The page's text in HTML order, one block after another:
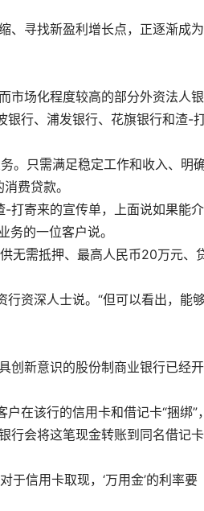
、寻找新盈利增长点，正逐渐成
市场化程度较高的部分外资法人
银行、浦发银行、花旗银行和渣-
。只需满足稳定工作和收入、明
费贷款。
-打寄来的宣传单，上面说如果能
务的一位客户说。
无需抵押、最高人民币20万元、
行资深人士说。“但可以看出，能
创新意识的股份制商业银行已经
在该行的信用卡和借记卡“捆绑”，
会将这笔现金转账到同名借记卡
于信用卡取现，‘万用金’的利率要